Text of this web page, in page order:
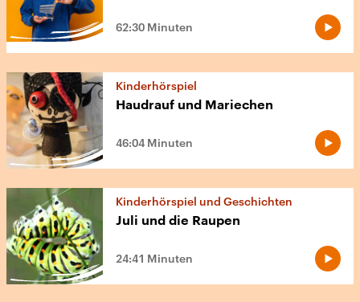
62:30 Minuten
Kinderhörspiel
Haudrauf und Mariechen
46:04 Minuten
Kinderhörspiel und Geschichten
Juli und die Raupen
24:41 Minuten